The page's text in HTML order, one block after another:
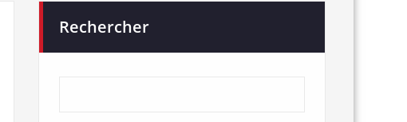
Rechercher